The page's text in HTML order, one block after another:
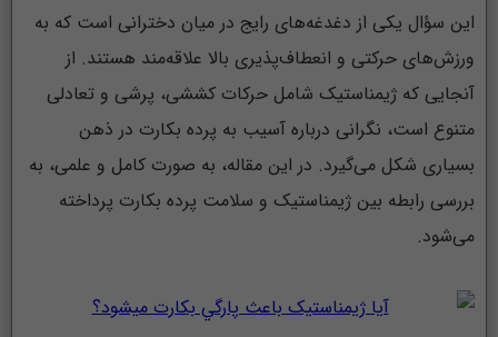
این سؤال یکی از دغدغه‌های رایج در میان دخترانی است که به
ورزش‌های حرکتی و انعطاف‌پذیری بالا علاقه‌مند هستند. از
آنجایی که ژیمناستیک شامل حرکات کششی، پرشی و تعادلی
متنوع است، نگرانی درباره آسیب به پرده بکارت در ذهن
بسیاری شکل می‌گیرد. در این مقاله، به صورت کامل و علمی، به
بررسی رابطه بین ژیمناستیک و سلامت پرده بکارت پرداخته
می‌شود.